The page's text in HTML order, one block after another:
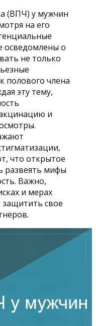
(ВПЧ) у мужчин
на его
осведомлены о
не только
полового члена
эту тему,
и
что открытое
развеять мифы
Важно,
и мерах
свое